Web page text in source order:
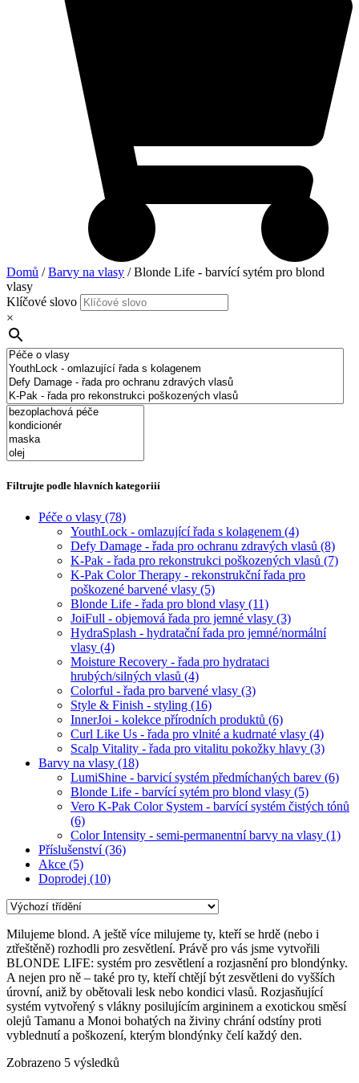
Domů /Barvy na vlasy / Blonde Life - barvící sytém pro blond
vlasy
Klíčové slovo
×
Filtrujte podle hlavních kategoriií
Péče o vlasy (78)
YouthLock - omlazující řada s kolagenem (4)
Defy Damage - řada pro ochranu zdravých vlasů (8)
K-Pak - řada pro rekonstrukci poškozených vlasů (7)
K-Pak Color Therapy - rekonstrukční řada pro
poškozené barvené vlasy (5)
Blonde Life - řada pro blond vlasy (11)
JoiFull - objemová řada pro jemné vlasy (3)
HydraSplash - hydratační řada pro jemné/normální
vlasy (4)
Moisture Recovery - řada pro hydrataci
hrubých/silných vlasů (4)
Colorful - řada pro barvené vlasy (3)
Style & Finish - styling (16)
InnerJoi - kolekce přírodních produktů (6)
Curl Like Us - řada pro vlnité a kudrnaté vlasy (4)
Scalp Vitality - řada pro vitalitu pokožky hlavy (3)
Barvy na vlasy (18)
LumiShine - barvicí systém předmíchaných barev (6)
Blonde Life - barvící sytém pro blond vlasy (5)
Vero K-Pak Color System - barvící systém čistých tónů
(6)
Color Intensity - semi-permanentní barvy na vlasy (1)
Příslušenství(36)
Akce (5)
Doprodej (10)
Milujeme blond. A ještě více milujeme ty, kteří se hrdě (nebo i
ztřeštěně) rozhodli pro zesvětlení. Právě pro vás jsme vytvořili
BLONDE LIFE: systém pro zesvětlení a rozjasnění pro blondýnky.
A nejen pro ně – také pro ty, kteří chtějí být zesvětleni do vyšších
úrovní, aniž by obětovali lesk nebo kondici vlasů. Rozjasňující
systém vytvořený s vlákny posilujícím argininem a exotickou směsí
olejů Tamanu a Monoi bohatých na živiny chrání odstíny proti
vyblednutí a poškození, kterým blondýnky čelí každý den.
Zobrazeno 5 výsledků